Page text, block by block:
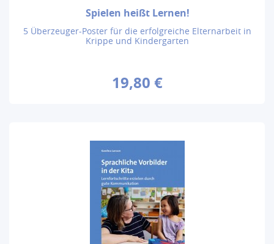
Spielen heißt Lernen!
5 Überzeuger-Poster für die erfolgreiche Elternarbeit in
Krippe und Kindergarten
19,80 €